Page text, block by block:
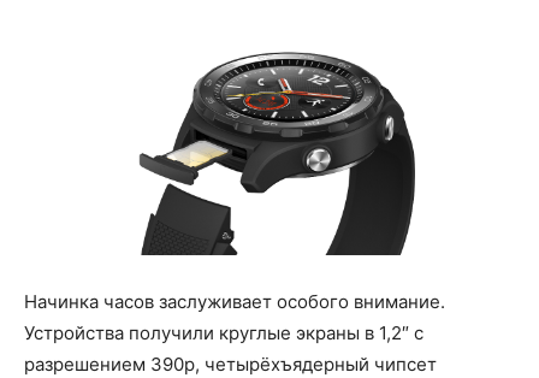
Начинка часов заслуживает особого внимание.
Устройства получили круглые экраны в 1,2″ с
разрешением 390p, четырёхъядерный чипсет